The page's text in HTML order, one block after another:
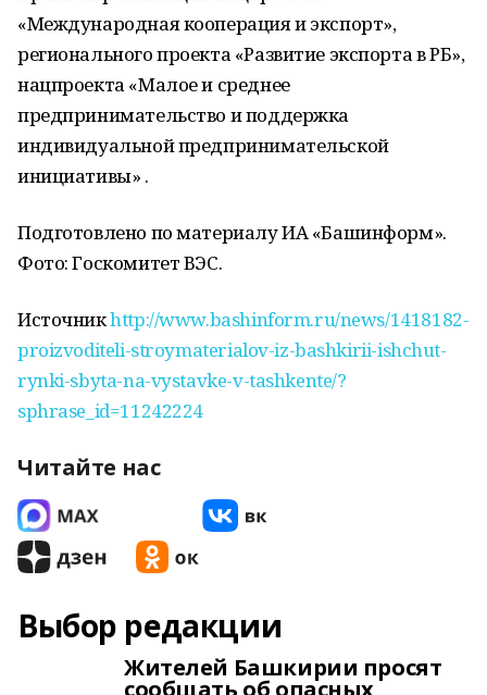
«Международная кооперация и экспорт»,
регионального проекта «Развитие экспорта в РБ»,
нацпроекта «Малое и среднее
предпринимательство и поддержка
индивидуальной предпринимательской
инициативы» .
Подготовлено по материалу ИА «Башинформ».
Фото: Госкомитет ВЭС.
Источникhttp://www.bashinform.ru/news/1418182-
proizvoditeli-stroymaterialov-iz-bashkirii-ishchut-
rynki-sbyta-na-vystavke-v-tashkente/?
sphrase_id=11242224
Читайте нас
Выбор редакции
Жителей Башкирии просят
сообщать об опасных